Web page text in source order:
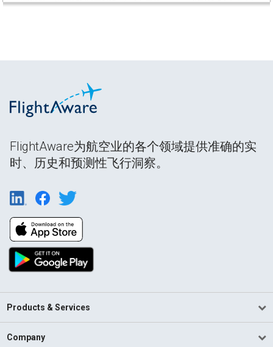
FlightAware为航空业的各个领域提供准确的实
时、历史和预测性飞行洞察。
Products & Services
Company